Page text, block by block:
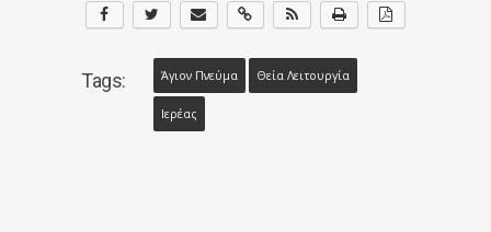
Tags: Άγιον Πνεύμα Θεία Λειτουργία
Ιερέας